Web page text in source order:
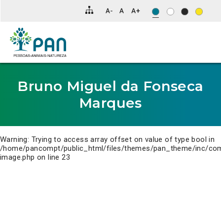
para
conteúdo
principal
da
Bruno Miguel da Fonseca
Marques
Warning: Trying to access array offset on value of type bool in
/home/pancompt/public_html/files/themes/pan_theme/inc/
image.php on line23